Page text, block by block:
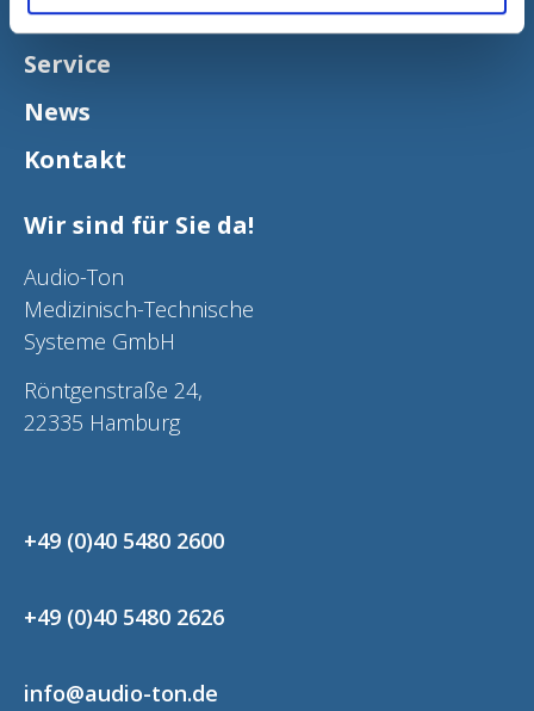
Verbrauchsmaterial
Service
News
Kontakt
Wir sind für Sie da!
Audio-Ton
Medizinisch-Technische
Systeme GmbH
Röntgenstraße 24,
22335 Hamburg
+49 (0)40 5480 2600
+49 (0)40 5480 2626
info@audio-ton.de